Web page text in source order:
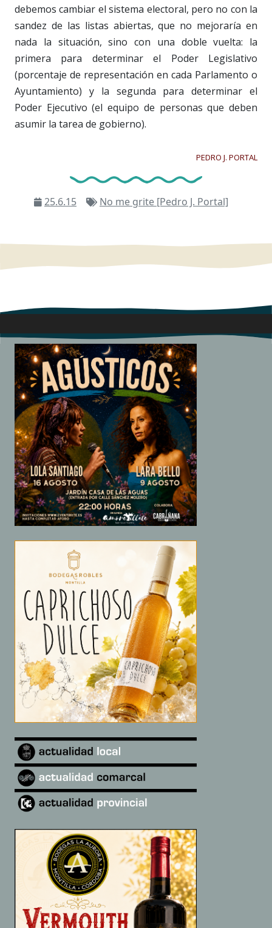
debemos cambiar el sistema electoral, pero no con la
sandez de las listas abiertas, que no mejoraría en
nada la situación, sino con una doble vuelta: la
primera para determinar el Poder Legislativo
(porcentaje de representación en cada Parlamento o
Ayuntamiento) y la segunda para determinar el
Poder Ejecutivo (el equipo de personas que deben
asumir la tarea de gobierno).
PEDRO J. PORTAL
25.6.15 No me grite [Pedro J. Portal]